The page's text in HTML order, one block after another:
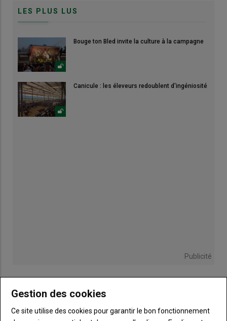
LES PLUS LUS
Bouge ton Bled invite la culture à la campagne
Canicule : les éleveurs redoublent d'ingéniosité
Publicité
TITRE JE M'ABONNE
Gestion des cookies
Ce site utilise des cookies pour garantir le bon fonctionnement